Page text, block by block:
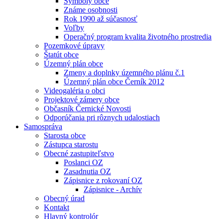
Známe osobnosti
Rok 1990 až súčasnosť
Voľby
Operačný program kvalita životného prostredia
Pozemkové úpravy
Štatút obce
Územný plán obce
Zmeny a doplnky územného plánu č.1
Územný plán obce Černík 2012
Videogaléria o obci
Projektové zámery obce
Občasník Černické Novosti
Odporúčania pri rôznych udalostiach
Samospráva
Starosta obce
Zástupca starostu
Obecné zastupiteľstvo
Poslanci OZ
Zasadnutia OZ
Zápisnice z rokovaní OZ
Zápisnice - Archív
Obecný úrad
Kontakt
Hlavný kontrolór